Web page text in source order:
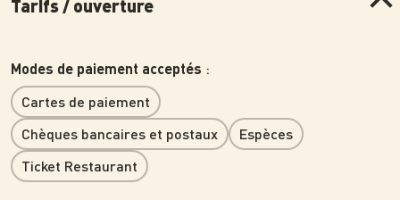
Modes de paiement acceptés :
Cartes de paiement
Chèques bancaires et postaux
Espèces
Ticket Restaurant